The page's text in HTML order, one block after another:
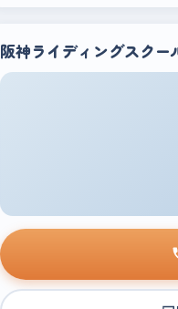
阪神ライディングスクー